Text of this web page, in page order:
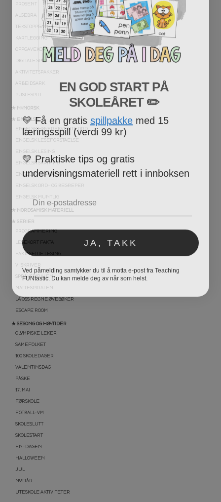
PROSENT
ALGEBRA
TEKSTOPPGAVER
KARTLEGGING
OPPGAVEKORT
DIGITALE SPILL
AKTIVITETSPAKKER
ARBEIDSARK
PUSLESPILL
★ NYNORSK
★ ENGELSK
ENGELSK HØYFREKVENTE ORD
ENGELSK LESEFORSTÅELSE
ENGELSK LESING
ENGELSK SKRIVING
ENGELSK GRAMATIKK
ENGELSK ORD- OG BEGREPER
ENGELSK MUNTLIG
★ NORDSAMISK MATERIELL
★ SERIER
PROGRAMMERING
LESEKORT FAKTA
FAKTASERIE LESING
VI SKRIVER
SPRÅKSPIRALEN
MATTESPIRALEN
LA OSS REGNE ØVEBØKER
ESCAPE ROOM
★ SESONG OG HØYTIDER
OLYMPISKE LEKER
SAMEFOLKET
100 SKOLEDAGER
VALENTINSDAG
PÅSKE
17. MAI
FØRSKOLE
FOTBALL-VM
SKOLESLUTT
SKOLESTART
FN-DAGEN
HALLOWEEN
JUL
NYTTÅR
UTESKOLE AKTIVITETER
EN GOD START PÅ
SKOLEÅRET​ ✏️
💛Få en gratis
læringsspill (verdi 99 kr)
💛Praktiske tips og gratis
undervisningsmateriell rett i innboksen
Email
Ved påmelding samtykker du til å motta e-post fra Teaching
FUNtastic. Du kan melde deg av når som helst.